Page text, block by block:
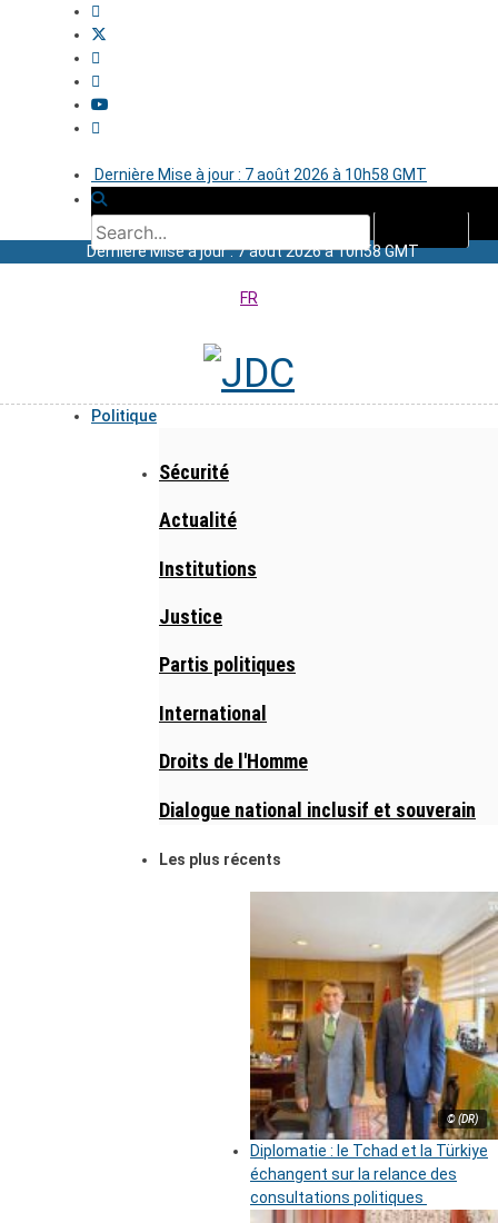
Dernière Mise à jour : 7 août 2026 à 10h58 GMT
Dernière Mise à jour : 7 août 2026 à 10h58 GMT
FR
Politique
Sécurité
Actualité
Institutions
Justice
Partis politiques
International
Droits de l'Homme
Dialogue national inclusif et souverain
Les plus récents
© (DR)
Diplomatie : le Tchad et la Türkiye
échangent sur la relance des
consultations politiques